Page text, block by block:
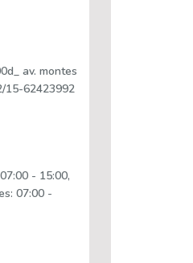
av. montes
15-62423992
- 15:00,
07:00 -